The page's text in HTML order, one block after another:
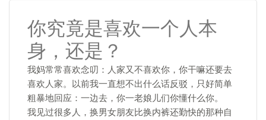
你究竟是喜欢一个人本
身，还是？
我妈常常喜欢念叨：人家又不喜欢你，你干嘛还要去
喜欢人家。以前我一直想不出什么话反驳，只好简单
粗暴地回应：一边去，你一老娘儿们你懂什么你。
我见过很多人，换男女朋友比换内裤还勤快的那种自